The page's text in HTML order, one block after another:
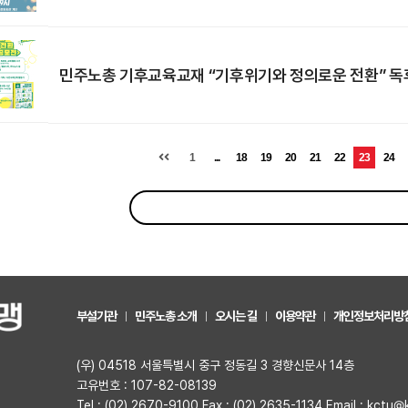
민주노총 기후교육교재 “기후위기와 정의로운 전환”
1 ... 18 19 20 21 22 23 24
부설기관 민주노총 소개 오시는 길 이용약관 개인정보처리방
(우) 04518 서울특별시 중구 정동길 3 경향신문사 14층
고유번호 : 107-82-08139